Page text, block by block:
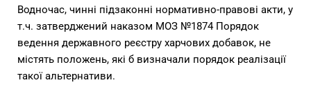
Водночас, чинні підзаконні нормативно-правові акти, у
т.ч. затверджений наказом МОЗ №1874 Порядок
ведення державного реєстру харчових добавок, не
містять положень, які б визначали порядок реалізації
такої альтернативи.